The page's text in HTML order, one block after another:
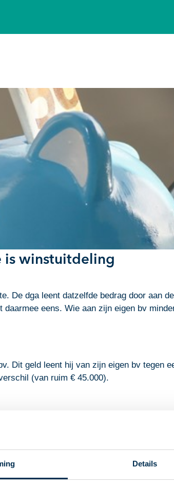
Details
is winstuitdeling
De dga leent datzelfde bedrag door
eens. Wie aan zijn eigen bv
Dit geld leent hij van zijn eigen bv
(van ruim € 45.000).
identiek zijn. Dezelfde hoofdsom,
samen. Het enige verschil is de rente.
die tot de winst van de bv moet